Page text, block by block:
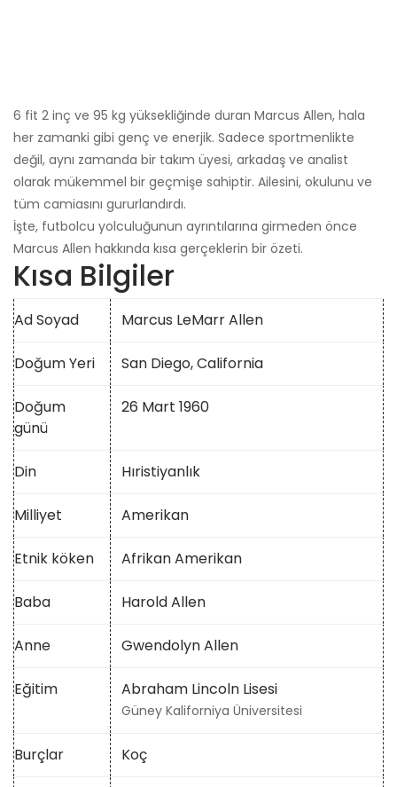
6 fit 2 inç ve 95 kg yüksekliğinde duran Marcus Allen, hala
her zamanki gibi genç ve enerjik. Sadece sportmenlikte
değil, aynı zamanda bir takım üyesi, arkadaş ve analist
olarak mükemmel bir geçmişe sahiptir. Ailesini, okulunu ve
tüm camiasını gururlandırdı.
İşte, futbolcu yolculuğunun ayrıntılarına girmeden önce
Marcus Allen hakkında kısa gerçeklerin bir özeti.
Kısa Bilgiler
Ad Soyad Marcus LeMarr Allen
Doğum Yeri San Diego, California
Doğum
günü
26 Mart 1960
Din Hıristiyanlık
Milliyet Amerikan
Etnik köken Afrikan Amerikan
Baba Harold Allen
Anne Gwendolyn Allen
Eğitim Abraham Lincoln Lisesi
Güney Kaliforniya Üniversitesi
Burçlar Koç